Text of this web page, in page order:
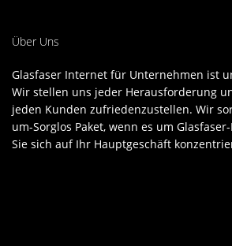
Über Uns
Glasfaser Internet für Unternehmen ist
Wir stellen uns jeder Herausforderung
jeden Kunden zufriedenzustellen. Wir
um-Sorglos Paket, wenn es um
Sie sich auf Ihr Hauptgeschäft